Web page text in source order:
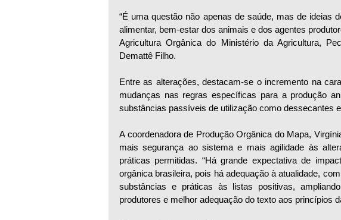
“É uma questão não apenas de saúde, mas de ideias
alimentar, bem-estar dos animais e dos agentes
Agricultura Orgânica do Ministério da Agricultura,
Demattê Filho.
Entre as alterações, destacam-se o incremento na
mudanças nas regras específicas para a produção
substâncias passíveis de utilização como dessecantes
A coordenadora de Produção Orgânica do Mapa,
mais segurança ao sistema e mais agilidade às
práticas permitidas. “Há grande expectativa de
orgânica brasileira, pois há adequação à atualidade,
substâncias e práticas às listas positivas,
produtores e melhor adequação do texto aos princípios